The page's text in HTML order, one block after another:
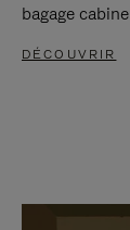
bagage
DÉCOUVRIR